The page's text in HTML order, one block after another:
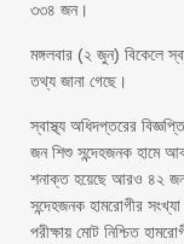
৩৩৪ জন।
মঙ্গলবার (২ জুন) বিকেলে
তথ্য জানা গেছে।
স্বাস্থ্য অধিদপ্তরের
জন শিশু সন্দেহজনক হামে
শনাক্ত হয়েছে আরও ৪২
সন্দেহজনক হামরোগীর
পরীক্ষায় মোট নিশ্চিত